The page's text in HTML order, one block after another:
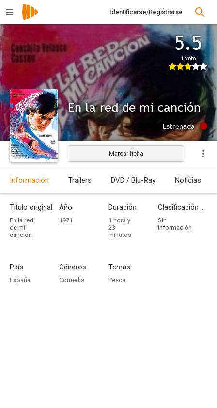
Identificarse/Registrarse
5.5
1 voto
En la red de mi canción
Estrenada
Marcar ficha
Información Trailers DVD / Blu-Ray Noticias
Título original
En la red
de mi
canción
Año
1971
Duración
1 hora y
23
minutos
Clasificación por edades
Sin
información
País
España
Géneros
Comedia
Temas
Pesca